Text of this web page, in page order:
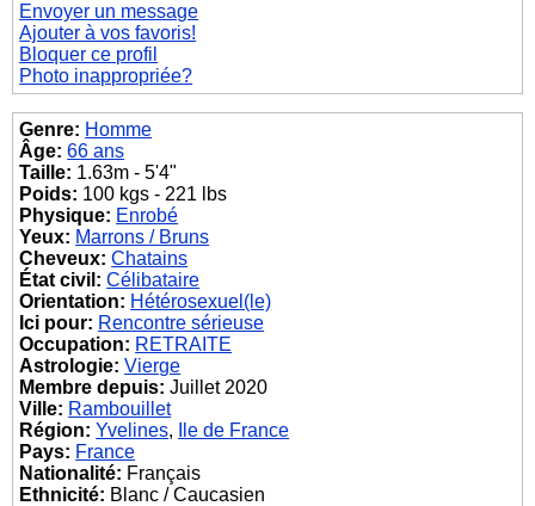
Envoyer un message
Ajouter à vos favoris!
Bloquer ce profil
Photo inappropriée?
Genre: Homme
Âge: 66 ans
Taille: 1.63m - 5'4"
Poids: 100 kgs - 221 lbs
Physique: Enrobé
Yeux: Marrons / Bruns
Cheveux: Chatains
État civil: Célibataire
Orientation: Hétérosexuel(le)
Ici pour: Rencontre sérieuse
Occupation: RETRAITE
Astrologie: Vierge
Membre depuis: Juillet 2020
Ville: Rambouillet
Région: Yvelines,
Ile de France
Pays: France
Nationalité: Français
Ethnicité: Blanc / Caucasien